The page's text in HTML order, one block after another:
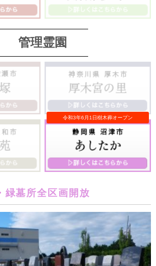
管理霊園
緑墓所全区画開放